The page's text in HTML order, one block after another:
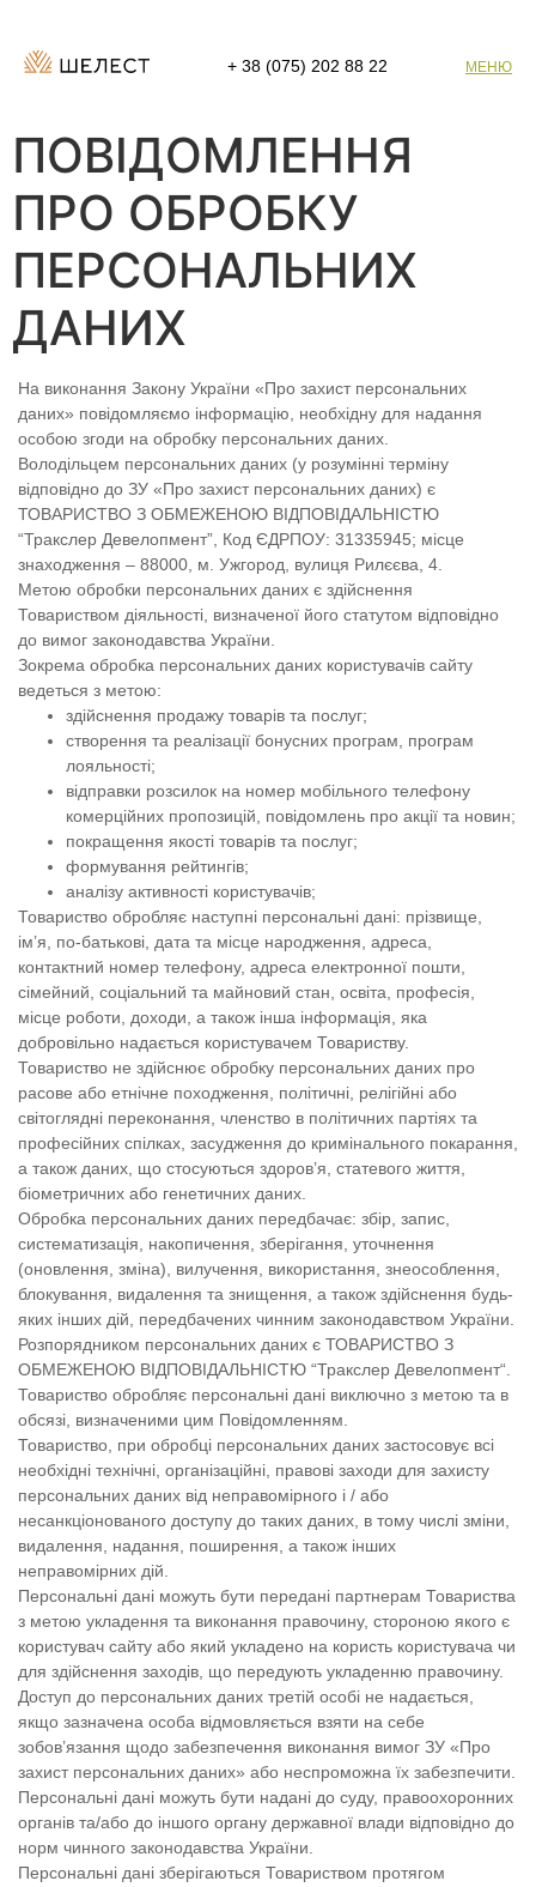
+ 38 (075) 202 88 22 MEНЮ
ПОВІДОМЛЕННЯ
ПРО ОБРОБКУ
ПЕРСОНАЛЬНИХ
ДАНИХ
На виконання Закону України «Про захист персональних
даних» повідомляємо інформацію, необхідну для надання
особою згоди на обробку персональних даних.
Володільцем персональних даних (у розумінні терміну
відповідно до ЗУ «Про захист персональних даних) є
ТОВАРИСТВО З ОБМЕЖЕНОЮ ВІДПОВІДАЛЬНІСТЮ
“Тракслер Девелопмент”, Код ЄДРПОУ: 31335945; місце
знаходження – 88000, м. Ужгород, вулиця Рилєєва, 4.
Метою обробки персональних даних є здійснення
Товариством діяльності, визначеної його статутом відповідно
до вимог законодавства України.
Зокрема обробка персональних даних користувачів сайту
ведеться з метою:
здійснення продажу товарів та послуг;
створення та реалізації бонусних програм, програм
лояльності;
відправки розсилок на номер мобільного телефону
комерційних пропозицій, повідомлень про акції та новин;
покращення якості товарів та послуг;
формування рейтингів;
аналізу активності користувачів;
Товариство обробляє наступні персональні дані: прізвище,
ім’я, по-батькові, дата та місце народження, адреса,
контактний номер телефону, адреса електронної пошти,
сімейний, соціальний та майновий стан, освіта, професія,
місце роботи, доходи, а також інша інформація, яка
добровільно надається користувачем Товариству.
Товариство не здійснює обробку персональних даних про
расове або етнічне походження, політичні, релігійні або
світоглядні переконання, членство в політичних партіях та
професійних спілках, засудження до кримінального покарання,
а також даних, що стосуються здоров’я, статевого життя,
біометричних або генетичних даних.
Обробка персональних даних передбачає: збір, запис,
систематизація, накопичення, зберігання, уточнення
(оновлення, зміна), вилучення, використання, знеособлення,
блокування, видалення та знищення, а також здійснення будь-
яких інших дій, передбачених чинним законодавством України.
Розпорядником персональних даних є ТОВАРИСТВО З
ОБМЕЖЕНОЮ ВІДПОВІДАЛЬНІСТЮ “Тракслер Девелопмент“.
Товариство обробляє персональні дані виключно з метою та в
обсязі, визначеними цим Повідомленням.
Товариство, при обробці персональних даних застосовує всі
необхідні технічні, організаційні, правові заходи для захисту
персональних даних від неправомірного і / або
несанкціонованого доступу до таких даних, в тому числі зміни,
видалення, надання, поширення, а також інших
неправомірних дій.
Персональні дані можуть бути передані партнерам Товариства
з метою укладення та виконання правочину, стороною якого є
користувач сайту або який укладено на користь користувача чи
для здійснення заходів, що передують укладенню правочину.
Доступ до персональних даних третій особі не надається,
якщо зазначена особа відмовляється взяти на себе
зобов’язання щодо забезпечення виконання вимог ЗУ «Про
захист персональних даних» або неспроможна їх забезпечити.
Персональні дані можуть бути надані до суду, правоохоронних
органів та/або до іншого органу державної влади відповідно до
норм чинного законодавства України.
Персональні дані зберігаються Товариством протягом